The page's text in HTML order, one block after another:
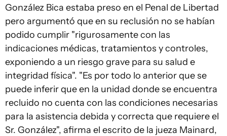
González Bica estaba preso en el Penal de Libertad
pero argumentó que en su reclusión no se habían
podido cumplir "rigurosamente con las
indicaciones médicas, tratamientos y controles,
exponiendo a un riesgo grave para su salud e
integridad física". "Es por todo lo anterior que se
puede inferir que en la unidad donde se encuentra
recluido no cuenta con las condiciones necesarias
para la asistencia debida y correcta que requiere el
Sr. González", afirma el escrito de la jueza Mainard,